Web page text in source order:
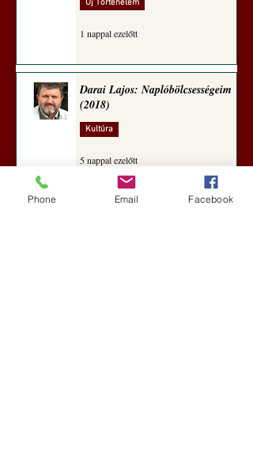
Új Történelem
1 nappal ezelőtt
Darai Lajos: Naplóbölcsességeim
(2018)
Kultúra
5 nappal ezelőtt
Phone Email Facebook